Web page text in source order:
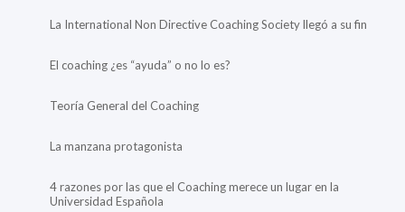
La International Non Directive Coaching Society llegó a su fin
El coaching ¿es “ayuda” o no lo es?
Teoría General del Coaching
La manzana protagonista
4 razones por las que el Coaching merece un lugar en la
Universidad Española